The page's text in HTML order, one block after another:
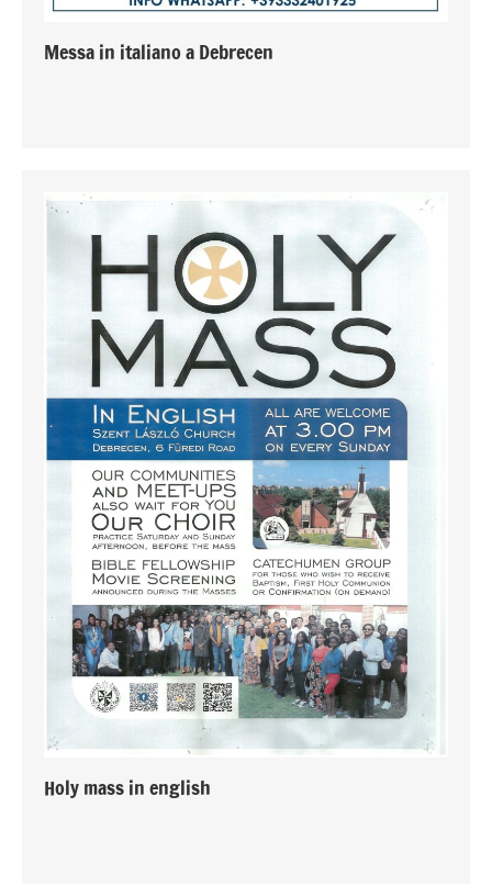
Messa in italiano a Debrecen
Holy mass in english